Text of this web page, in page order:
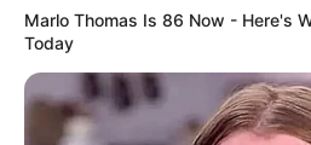
Marlo Thomas Is 86 Now - Here's
Today